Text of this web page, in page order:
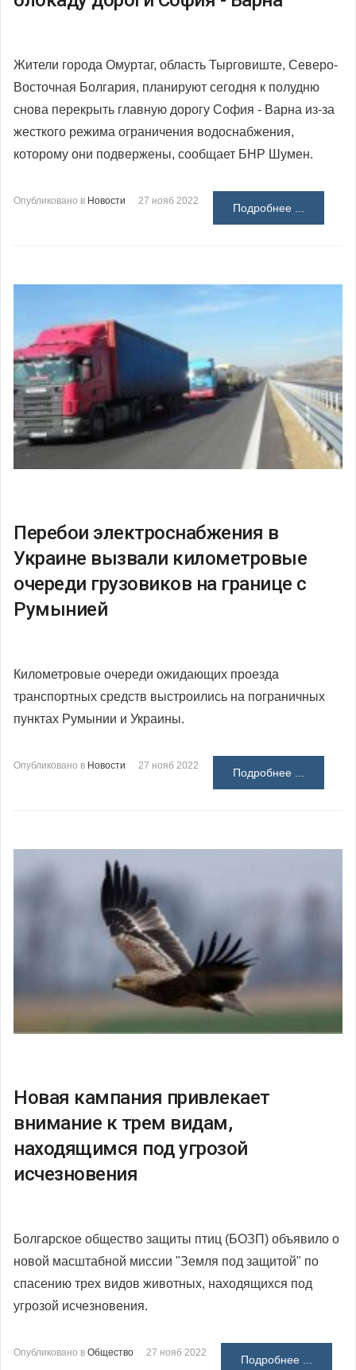
Жители города Омуртаг, область Тырговиште, Северо-
Восточная Болгария, планируют сегодня к полудню
снова перекрыть главную дорогу София - Варна из-за
жесткого режима ограничения водоснабжения,
которому они подвержены, сообщает БНР Шумен.
Опубликовано в Новости 27 нояб 2022
Подробнее ...
Перебои электроснабжения в
Украине вызвали километровые
очереди грузовиков на границе с
Румынией
Километровые очереди ожидающих проезда
транспортных средств выстроились на пограничных
пунктах Румынии и Украины.
Опубликовано в Новости 27 нояб 2022
Подробнее ...
Новая кампания привлекает
внимание к трем видам,
находящимся под угрозой
исчезновения
Болгарское общество защиты птиц (БОЗП) объявило о
новой масштабной миссии "Земля под защитой" по
спасению трех видов животных, находящихся под
угрозой исчезновения.
Опубликовано в Общество 27 нояб 2022
Подробнее ...